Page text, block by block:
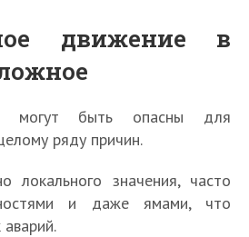
движение в
могут быть опасны для
ряду причин.
локального значения, часто
и даже ямами, что
аварий.